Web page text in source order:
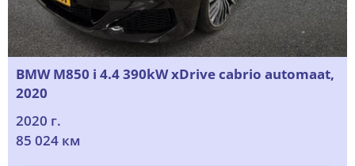
BMW M850 i 4.4 390kW xDrive cabrio automaat,
2020
2020 г.
85 024 км